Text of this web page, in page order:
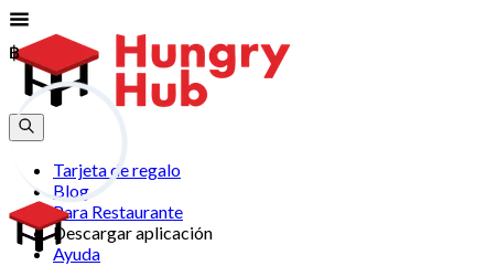
Tarjeta de regalo
Blog
Para Restaurante
Descargar aplicación
Ayuda
฿
฿